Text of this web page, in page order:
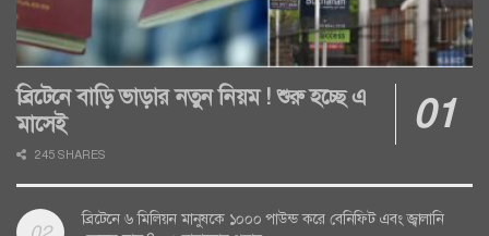
ব্রিটেনে বাড়ি ভাড়ার নতুন নিয়ম ! শুরু হচ্ছে এ
মাসেই
245 SHARES
ব্রিটেনে ৬ মিলিয়ন মানুষকে ১০০০ পাউন্ড করে বেনিফিট এবং জ্বালানি